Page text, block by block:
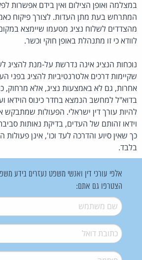
במצלמה ואופן הצילום ואין בידם אפשרות
המתרחש בעת מתן העדות. לצורך פיקוח
מהצדדים לשלוח נציג מטעמו שיימצא במקום
לוודא כי זו מתנהלת באופן חוקי וכשר.
נוכחות הנציג אינה נדרשת על-מנת להציג
שקיימות דרכים אלטרנטיביות להציג בפני
אחרות, גם לא באמצעות נציג, אלא מרחוק,
בדוא"ל למחשב הנמצא בחדר כינוס הוידאו
להיות עורך דין ישראלי. הפעולות שמתבקש
וידאו זהותם של העדים, בדיקת נאותות
כך שאין סיוע והדרכה לעד וכו', אינן פעולות
בלבד.
אלפי עורכי דין ואנשי משפט נעזרים בידע
הצטרפו גם אתם:
שם משתמש*
דואל*
סיסמה*